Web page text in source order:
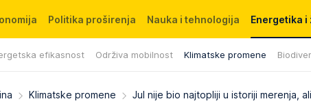
Politika proširenja Nauka i tehnologija Energetika
efikasnost Održiva mobilnost Klimatske promene
Klimatske promene
Jul nije bio najtopliji u istoriji merenja,